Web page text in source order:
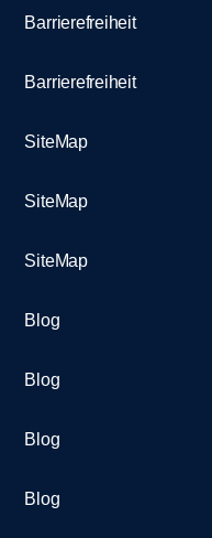
Barrierefreiheit
Barrierefreiheit
SiteMap
SiteMap
SiteMap
Blog
Blog
Blog
Blog